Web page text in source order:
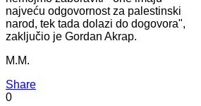
najveću odgovornost za palestinski
narod, tek tada dolazi do dogovora",
zaključio je Gordan Akrap.
M.M.
Share
0